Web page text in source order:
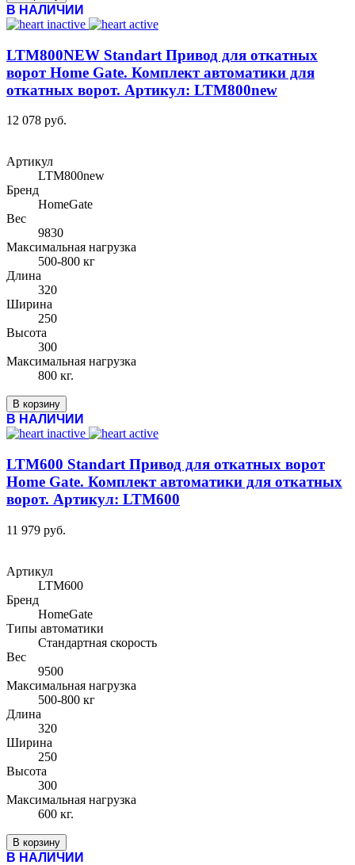
В НАЛИЧИИ
LTM800NEW Standart Привод для откатных
ворот Home Gate. Комплект автоматики для
откатных ворот. Артикул: LTM800new
12 078 руб.
Артикул
LTM800new
Бренд
HomeGate
Вес
9830
Максимальная нагрузка
500-800 кг
Длина
320
Ширина
250
Высота
300
Максимальная нагрузка
800 кг.
В корзину
В НАЛИЧИИ
LTM600 Standart Привод для откатных ворот
Home Gate. Комплект автоматики для откатных
ворот. Артикул: LTM600
11 979 руб.
Артикул
LTM600
Бренд
HomeGate
Типы автоматики
Стандартная скорость
Вес
9500
Максимальная нагрузка
500-800 кг
Длина
320
Ширина
250
Высота
300
Максимальная нагрузка
600 кг.
В корзину
В НАЛИЧИИ